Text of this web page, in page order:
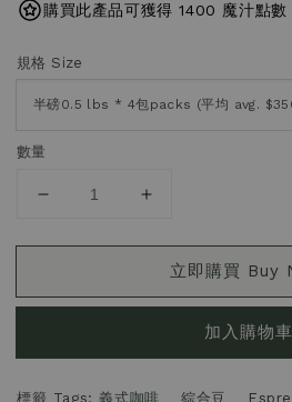
購買此產品可獲得 1400 魔汁點
規格 Size
數量
立即購買 Buy
加入購物車
標籤 Tags:義式咖啡 、綜合豆 、